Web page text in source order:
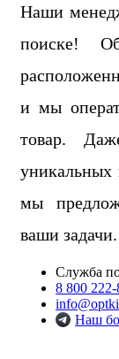
Наши
поиске!
и мы
товар.
уникальных
мы
ваши задачи.
Служба
8 800
Наш